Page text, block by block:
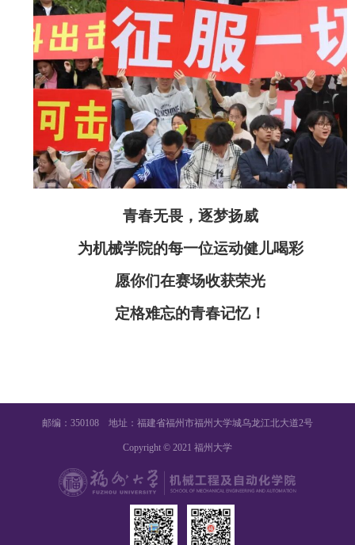
青春无畏，逐梦扬威
为机械学院的每一位运动健儿喝彩
愿你们在赛场收获荣光
定格难忘的青春记忆！
邮编：350108 地址：福建省福州市福州大学城乌龙江北大道2号
Copyright © 2021 福州大学